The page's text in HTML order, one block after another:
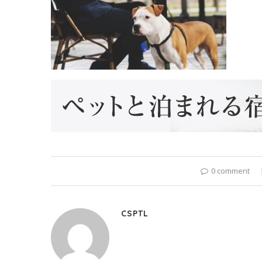
0 comment
CSPTL